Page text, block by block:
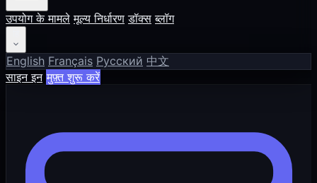
उपयोग के मामले मूल्य निर्धारण डॉक्स ब्लॉग
English Français Русский 中文
साइन इन मुफ़्त शुरू करें